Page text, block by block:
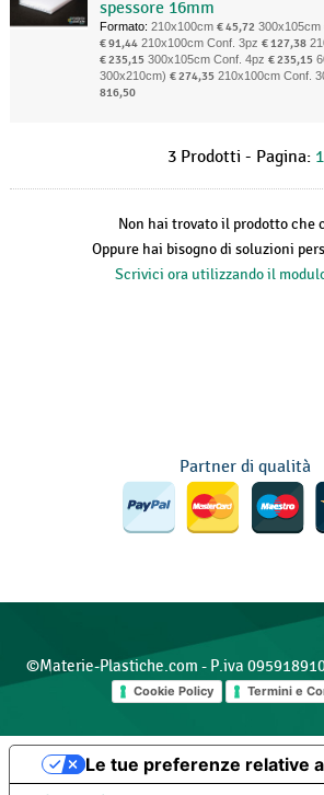
spessore 16mm
Formato: 210x100cm € 45,72 300x105cm
€ 91,44 210x100cm Conf. 3pz € 127,38
€ 235,15 300x105cm Conf. 4pz € 235,15
300x210cm) € 274,35 210x100cm Conf.
816,50
3 Prodotti - Pagina: 1
Non hai trovato il prodotto che
Oppure hai bisogno di soluzioni
Scrivici ora utilizzando il
Partner di qualità
©Materie-Plastiche.com - P.iva
Cookie Policy
Termini e
Le tue preferenze relative